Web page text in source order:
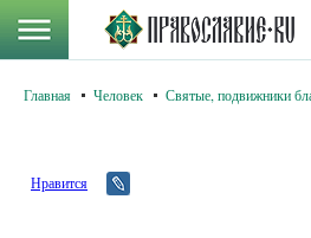
Главная Человек Святые, подвижники
Нравится